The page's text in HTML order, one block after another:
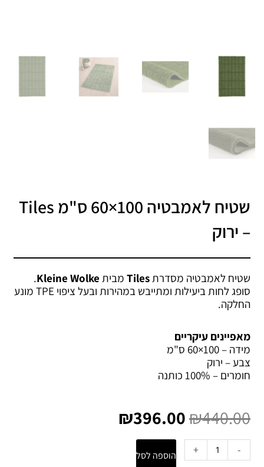
שטיח לאמבטיה 100×60 ס"מ Tiles
– ירוק
שטיח לאמבטיה מסדרתTiles מבית Kleine Wolke
.
סופג לחות ביעילות ומתייבש במהירות ו
בעל ציפוי TPE מונע
החלקה.
מאפיינים עיקריים
מידה – 100×60 ס"מ
צבע – ירוק
חומרים – 100% כותנה
₪440.00 המקורי
היה:
₪440.00.
₪396.00
-
של
+ הוספה לסל